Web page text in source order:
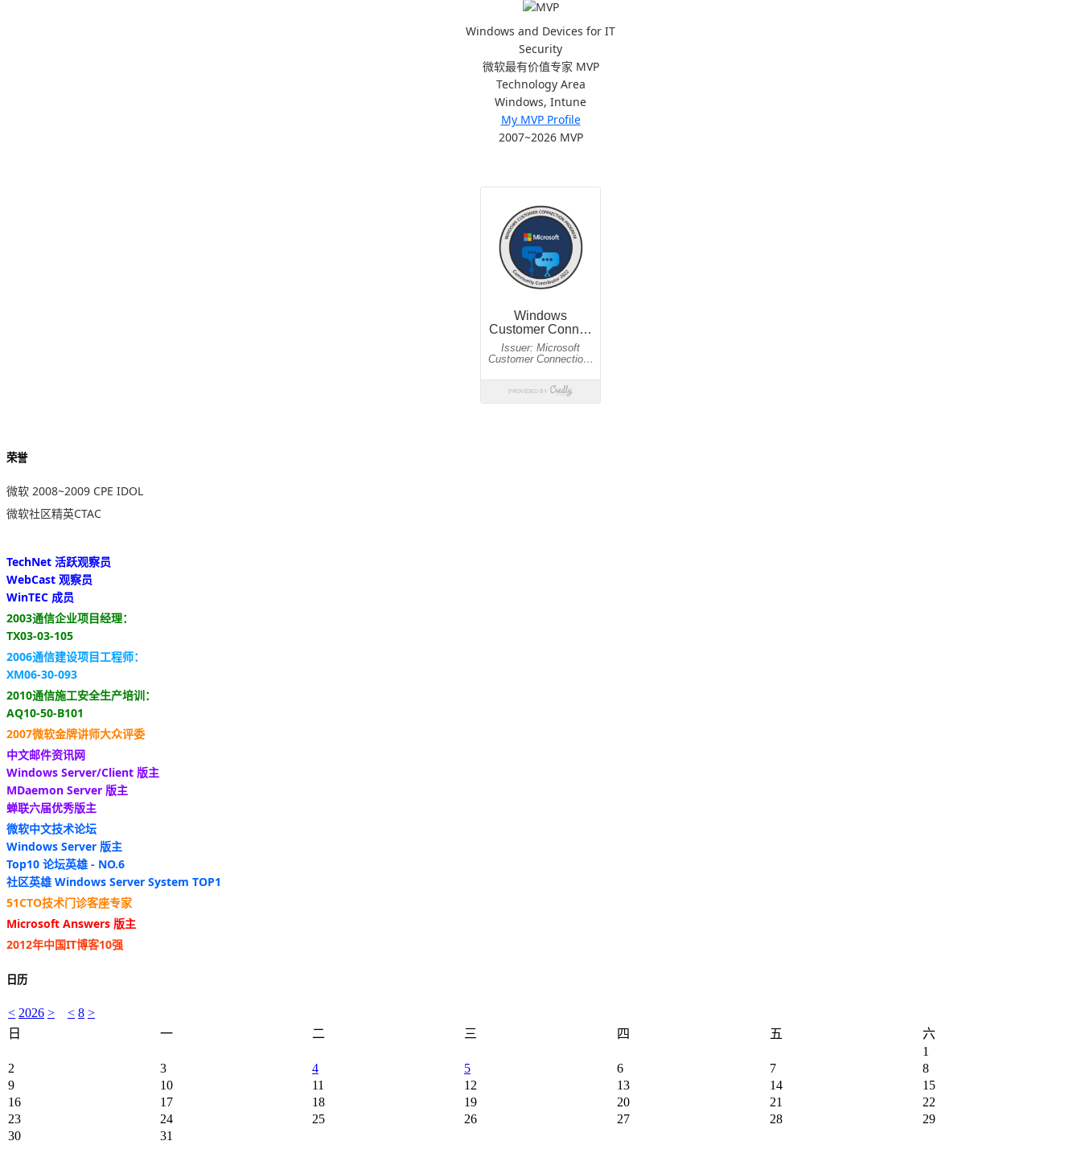
Windows and Devices for IT
Security
微软最有价值专家 MVP
Technology Area
Windows, Intune
My MVP Profile
2007~2026 MVP
荣誉
微软 2008~2009 CPE IDOL
微软社区精英CTAC
TechNet 活跃观察员
WebCast 观察员
WinTEC 成员
2003通信企业项目经理：
TX03-03-105
2006通信建设项目工程师：
XM06-30-093
2010通信施工安全生产培训：
AQ10-50-B101
2007微软金牌讲师大众评委
中文邮件资讯网
Windows Server/Client 版主
MDaemon Server 版主
蝉联六届优秀版主
微软中文技术论坛
Windows Server 版主
Top10 论坛英雄 - NO.6
社区英雄 Windows Server System TOP1
51CTO技术门诊客座专家
Microsoft Answers 版主
2012年中国IT博客10强
日历
< 2026 > < 8 >
日
一 二 三 四 五
六
1
2
3 4 5 6 7
8
9
10 11 12 13 14
15
16
17 18 19 20 21
22
23
24 25 26 27 28
29
30
31